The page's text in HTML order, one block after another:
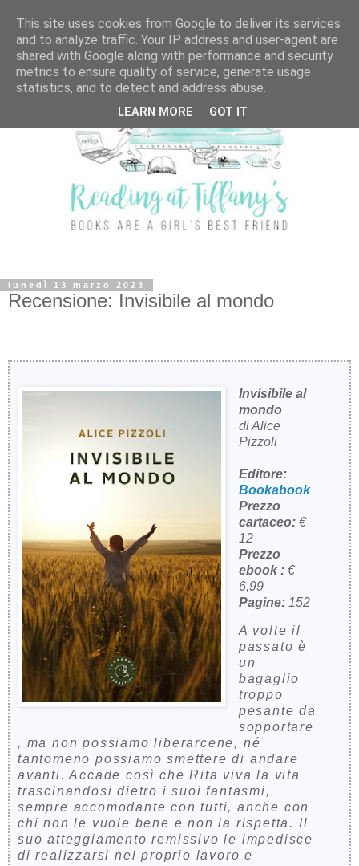
lunedì 13 marzo 2023
Recensione: Invisibile al mondo
Invisibile al
mondo
di Alice
Pizzoli
Editore:
Bookabook
Prezzo
cartaceo:€
12
Prezzo
ebook :€
6,99
Pagine: 152
A volte il
passato è
un
bagaglio
troppo
pesante da
sopportare
, ma non possiamo liberarcene, né
tantomeno possiamo smettere di andare
avanti. Accade così che Rita viva la vita
trascinandosi dietro i suoi fantasmi,
sempre accomodante con tutti, anche con
chi non le vuole bene e non la rispetta. Il
suo atteggiamento remissivo le impedisce
di realizzarsi nel proprio lavoro e
This site uses cookies from Google to deliver its services
and to analyze traffic. Your IP address and user-agent are
shared with Google along with performance and security
metrics to ensure quality of service, generate usage
statistics, and to detect and address abuse.
LEARN MORE GOT IT